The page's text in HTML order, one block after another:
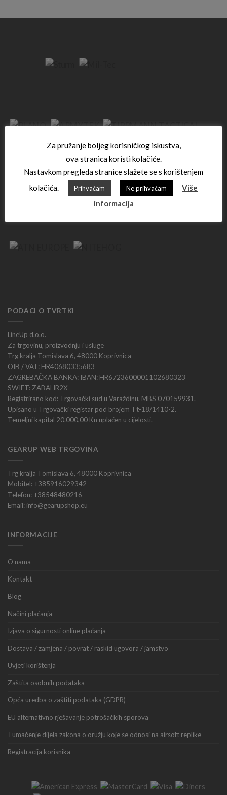
PODACI O TVRTKI
LineUp d.o.o.
Za trgovinu, proizvodnju i usluge
Trg kralja Tomislava 6, 48000 Koprivnica
OIB / VAT: HR40680335683
ZAGREBAČKA BANKA: IBAN: HR6723600001102680323
SWIFT: ZABAHR2X
Registrirano kod: Trgovački sud u Varaždinu, MBS 070159931.
Upisano u Trgovački registar pod brojem Tt-18/1410-2.
Temeljni kapital 20.000,00 Kn uplaćen u cijelosti.
GEARUP WEB TRGOVINA
Trg kralja Tomislava 6, 48000 Koprivnica
Mobitel: +385916029342
Telefon: +38548480216
Email: info@gearupshop.eu
INFORMACIJE
O nama
Kontakt
Blog
Načini plaćanja
Izjava o sigurnosti online plaćanja
Dostava / zamjena / povrat / raskid ugovora / jamstvo
Uvjeti korištenja
Zaštita osobnih podataka
Opća uredba o zaštiti podataka (GDPR)
EU alternativno rješavanje potrošačkih sporova
Tumačenje dijela zakona o oružju koje se odnosi na airsoft replike
Registracija korisnika
Za pružanje boljeg korisničkog iskustva,
ova stranica koristi kolačiće.
Nastavkom pregleda stranice slažete se s korištenjem
kolačića.
Prihvaćam Ne prihvaćam
Više
informacija